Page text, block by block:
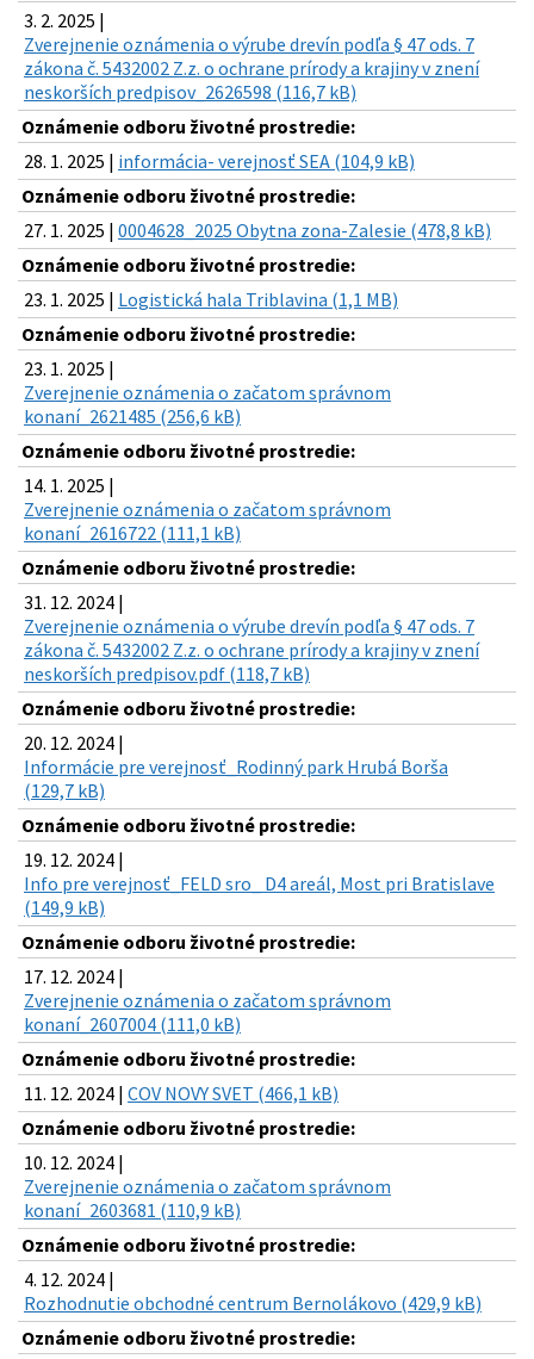
3. 2. 2025 |
Zverejnenie oznámenia o výrube drevín podľa § 47 ods. 7
zákona č. 5432002 Z.z. o ochrane prírody a krajiny v znení
neskorších predpisov_2626598 (116,7 kB)
Oznámenie odboru životné prostredie:
28. 1. 2025 | informácia- verejnosť SEA (104,9 kB)
Oznámenie odboru životné prostredie:
27. 1. 2025 | 0004628_2025 Obytna zona-Zalesie (478,8 kB)
Oznámenie odboru životné prostredie:
23. 1. 2025 | Logistická hala Triblavina (1,1 MB)
Oznámenie odboru životné prostredie:
23. 1. 2025 |
Zverejnenie oznámenia o začatom správnom
konaní_2621485 (256,6 kB)
Oznámenie odboru životné prostredie:
14. 1. 2025 |
Zverejnenie oznámenia o začatom správnom
konaní_2616722 (111,1 kB)
Oznámenie odboru životné prostredie:
31. 12. 2024 |
Zverejnenie oznámenia o výrube drevín podľa § 47 ods. 7
zákona č. 5432002 Z.z. o ochrane prírody a krajiny v znení
neskorších predpisov.pdf (118,7 kB)
Oznámenie odboru životné prostredie:
20. 12. 2024 |
Informácie pre verejnosť_Rodinný park Hrubá Borša
(129,7 kB)
Oznámenie odboru životné prostredie:
19. 12. 2024 |
Info pre verejnosť_FELD sro_ D4 areál, Most pri Bratislave
(149,9 kB)
Oznámenie odboru životné prostredie:
17. 12. 2024 |
Zverejnenie oznámenia o začatom správnom
konaní_2607004 (111,0 kB)
Oznámenie odboru životné prostredie:
11. 12. 2024 | COV NOVY SVET (466,1 kB)
Oznámenie odboru životné prostredie:
10. 12. 2024 |
Zverejnenie oznámenia o začatom správnom
konaní_2603681 (110,9 kB)
Oznámenie odboru životné prostredie:
4. 12. 2024 |
Rozhodnutie obchodné centrum Bernolákovo (429,9 kB)
Oznámenie odboru životné prostredie: